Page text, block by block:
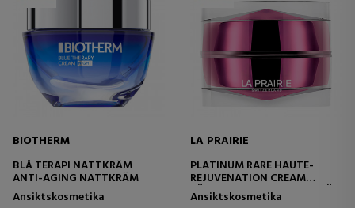
BIOTHERM
BLÅ TERAPI NATTKRÄM
ANTI-AGING NATTKRÄM
Ansiktskosmetika
LA PRAIRIE
PLATINUM RARE HAUTE-
REJUVENATION CREAM
FÖRYNGRANDE ANSIKTSKRÄM
Ansiktskosmetika